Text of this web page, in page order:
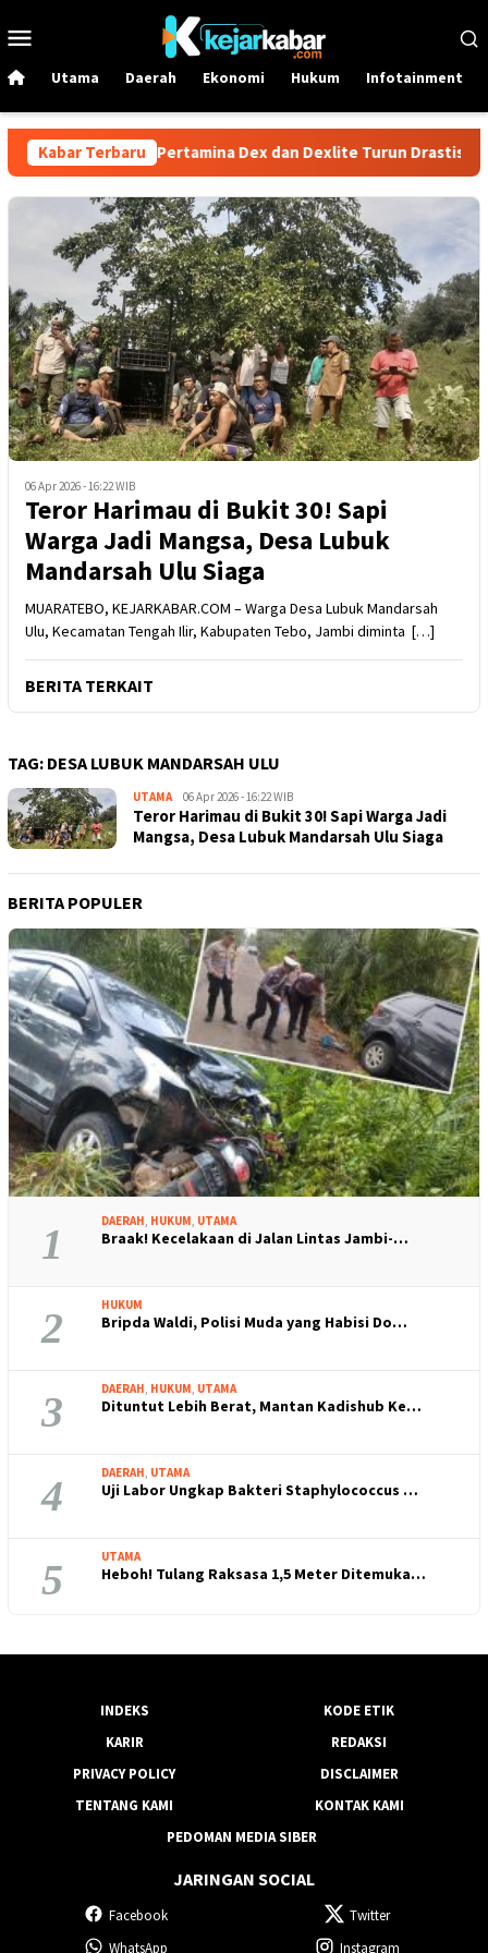
ke
Mobile
Utama Daerah Ekonomi Hukum Infotainment
Kabar Terbaru
Harga Solar Pertamina Dex dan Dexlite Turun Drastis, Cek
06 Apr 2026 - 16:22 WIB
Teror Harimau di Bukit 30! Sapi
Warga Jadi Mangsa, Desa Lubuk
Mandarsah Ulu Siaga
MUARATEBO, KEJARKABAR.COM – Warga Desa Lubuk Mandarsah
Ulu, Kecamatan Tengah Ilir, Kabupaten Tebo, Jambi diminta […]
BERITA TERKAIT
TAG: DESA LUBUK MANDARSAH ULU
UTAMA Kejar
Kabar
06 Apr 2026 - 16:22 WIB
Teror Harimau di Bukit 30! Sapi Warga Jadi
Mangsa, Desa Lubuk Mandarsah Ulu Siaga
BERITA POPULER
1 DAERAH HUKUM UTAMA
Braak! Kecelakaan di Jalan Lintas Jambi-…
2 HUKUM
Bripda Waldi, Polisi Muda yang Habisi Do…
3 DAERAH HUKUM UTAMA
Dituntut Lebih Berat, Mantan Kadishub Ke…
4 DAERAH UTAMA
Uji Labor Ungkap Bakteri Staphylococcus …
5 UTAMA
Heboh! Tulang Raksasa 1,5 Meter Ditemuka…
INDEKS
KODE ETIK
KARIR
REDAKSI
PRIVACY POLICY
DISCLAIMER
TENTANG KAMI
KONTAK KAMI
PEDOMAN MEDIA SIBER
JARINGAN SOCIAL
Facebook
Twitter
WhatsApp
Instagram